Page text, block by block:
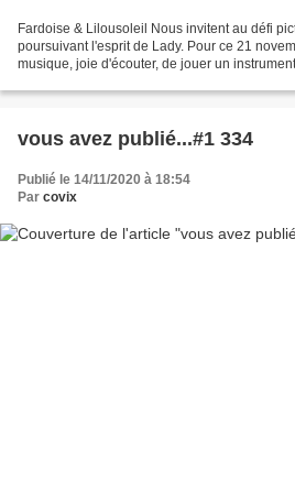
Fardoise & Lilousoleil Nous invitent au défi
poursuivant l'esprit de Lady. Pour ce 21
musique, joie d'écouter, de jouer un
vous avez publié...#1 334
Publié le 14/11/2020 à 18:54
Par covix